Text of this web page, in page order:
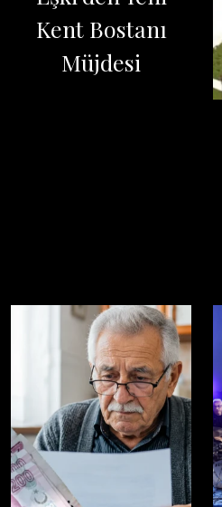
Kent Bostanı
Müjdesi